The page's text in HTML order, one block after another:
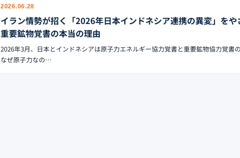
2026.06.28
イラン情勢が招く「2026年日本インドネシア連携の異変」を
重要鉱物覚書の本当の理由
2026年3月、日本とインドネシアは原子力エネルギー協力覚書と重要鉱物協力覚書
なぜ原子力なの…